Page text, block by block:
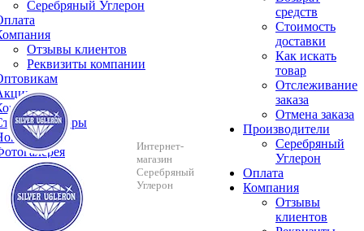
Серебряный Углерон
Отзывы клиентов
Реквизиты компании
и обзоры
Интернет-
магазин
Серебряный
Углерон
средств
Стоимость
доставки
Как искать
товар
Отслеживание
заказа
Отмена заказа
Производители
Серебряный
Углерон
Оплата
Компания
Отзывы
клиентов